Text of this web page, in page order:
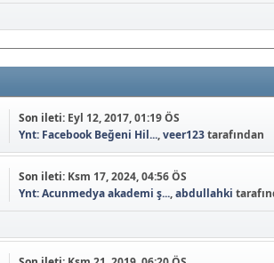
Son ileti: Eyl 12, 2017, 01:19 ÖS
Ynt: Facebook Beğeni Hil...,veer123tarafından
Son ileti: Ksm 17, 2024, 04:56 ÖS
Ynt: Acunmedya akademi ş...,abdullahki